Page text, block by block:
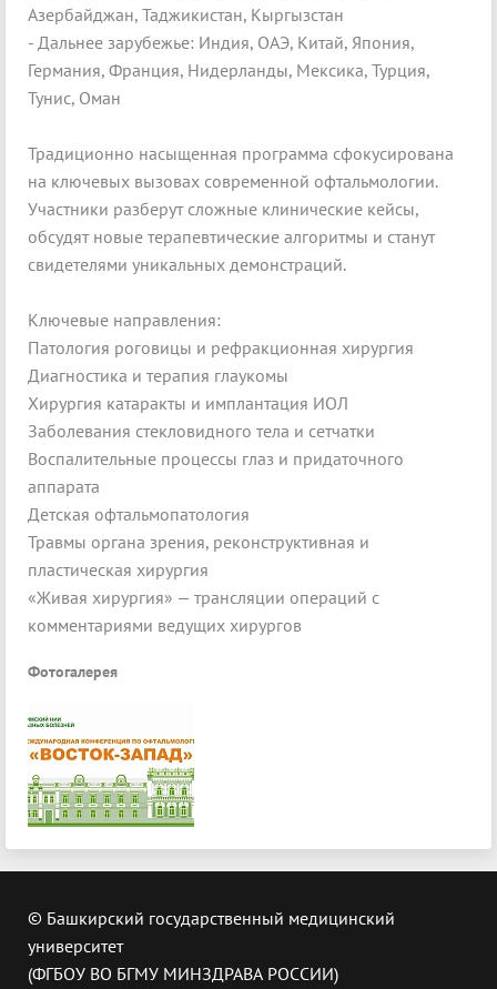
Азербайджан, Таджикистан, Кыргызстан
- Дальнее зарубежье: Индия, ОАЭ, Китай, Япония,
Германия, Франция, Нидерланды, Мексика, Турция,
Тунис, Оман
Традиционно насыщенная программа сфокусирована
на ключевых вызовах современной офтальмологии.
Участники разберут сложные клинические кейсы,
обсудят новые терапевтические алгоритмы и станут
свидетелями уникальных демонстраций.
Ключевые направления:
Патология роговицы и рефракционная хирургия
Диагностика и терапия глаукомы
Хирургия катаракты и имплантация ИОЛ
Заболевания стекловидного тела и сетчатки
Воспалительные процессы глаз и придаточного
аппарата
Детская офтальмопатология
Травмы органа зрения, реконструктивная и
пластическая хирургия
«Живая хирургия» — трансляции операций с
комментариями ведущих хирургов
Фотогалерея
© Башкирский государственный медицинский
университет
(ФГБОУ ВО БГМУ МИНЗДРАВА РОССИИ)